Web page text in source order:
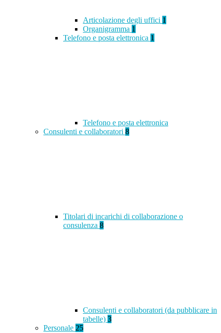
Articolazione degli uffici 1
Organigramma 1
Telefono e posta elettronica 1
Telefono e posta elettronica
Consulenti e collaboratori 8
Titolari di incarichi di collaborazione o
consulenza 8
Consulenti e collaboratori (da pubblicare in
tabelle) 3
Personale 25